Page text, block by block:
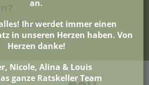
Sie hier!
an.
Ihr werdet immer einen
in unseren Herzen haben. Von
Herzen danke!
Nicole, Alina & Louis
ganze Ratskeller Team